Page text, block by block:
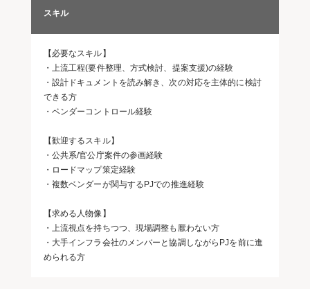
スキル
【必要なスキル】
・上流工程(要件整理、方式検討、提案支援)の経験
・設計ドキュメントを読み解き、次の対応を主体的に検討
できる方
・ベンダーコントロール経験
【歓迎するスキル】
・公共系/官公庁案件の参画経験
・ロードマップ策定経験
・複数ベンダーが関与するPJでの推進経験
【求める人物像】
・上流視点を持ちつつ、現場調整も厭わない方
・大手インフラ会社のメンバーと協調しながらPJを前に進
められる方